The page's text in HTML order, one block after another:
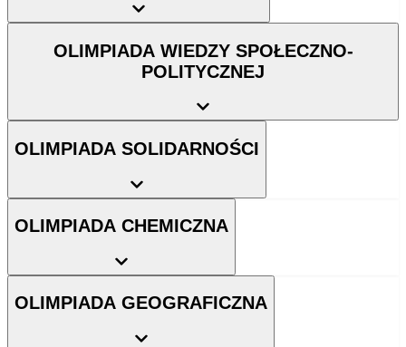
OLIMPIADA WIEDZY SPOŁECZNO-
POLITYCZNEJ
OLIMPIADA SOLIDARNOŚCI
OLIMPIADA CHEMICZNA
OLIMPIADA GEOGRAFICZNA